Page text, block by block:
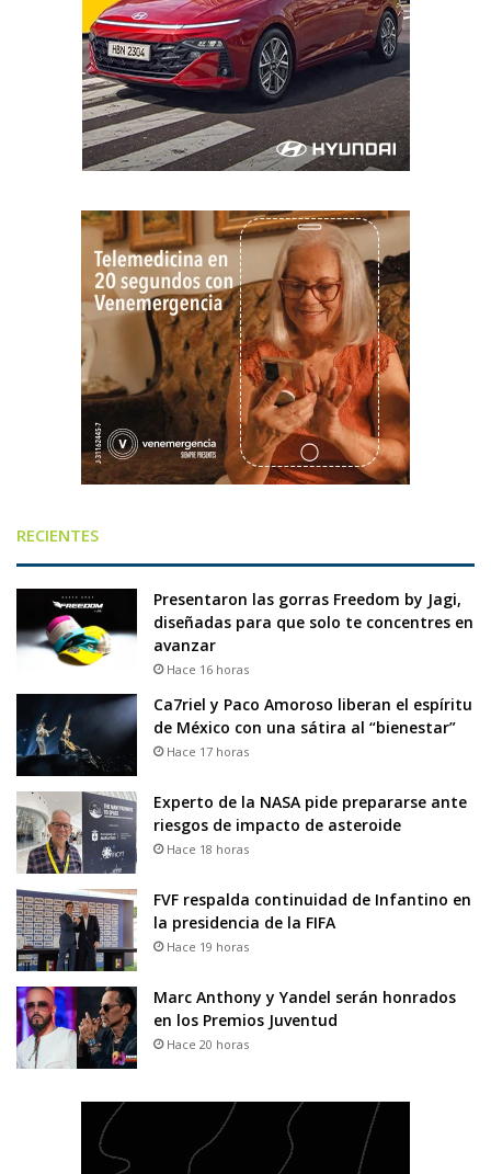
RECIENTES
Presentaron las gorras Freedom by Jagi,
diseñadas para que solo te concentres en
avanzar
Hace 16 horas
Ca7riel y Paco Amoroso liberan el espíritu
de México con una sátira al “bienestar”
Hace 17 horas
Experto de la NASA pide prepararse ante
riesgos de impacto de asteroide
Hace 18 horas
FVF respalda continuidad de Infantino en
la presidencia de la FIFA
Hace 19 horas
Marc Anthony y Yandel serán honrados
en los Premios Juventud
Hace 20 horas